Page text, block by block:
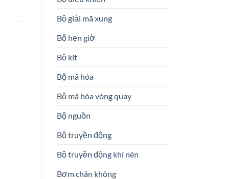
Bộ giải mã xung
Bộ hẹn giờ
Bộ kit
Bộ mã hóa
Bộ mã hóa vòng quay
Bộ nguồn
Bộ truyền động
Bộ truyền động khí nén
Bơm chân không